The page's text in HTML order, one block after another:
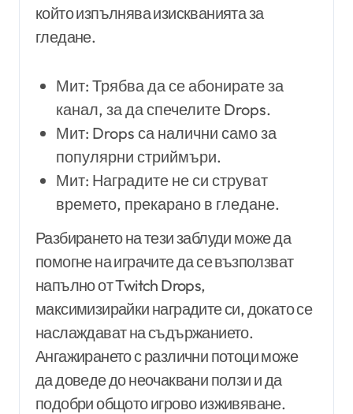
който изпълнява изискванията за
гледане.
Мит: Трябва да се абонирате за
канал, за да спечелите Drops.
Мит: Drops са налични само за
популярни стриймъри.
Мит: Наградите не си струват
времето, прекарано в гледане.
Разбирането на тези заблуди може да
помогне на играчите да се възползват
напълно от Twitch Drops,
максимизирайки наградите си, докато се
наслаждават на съдържанието.
Ангажирането с различни потоци може
да доведе до неочаквани ползи и да
подобри общото игрово изживяване.